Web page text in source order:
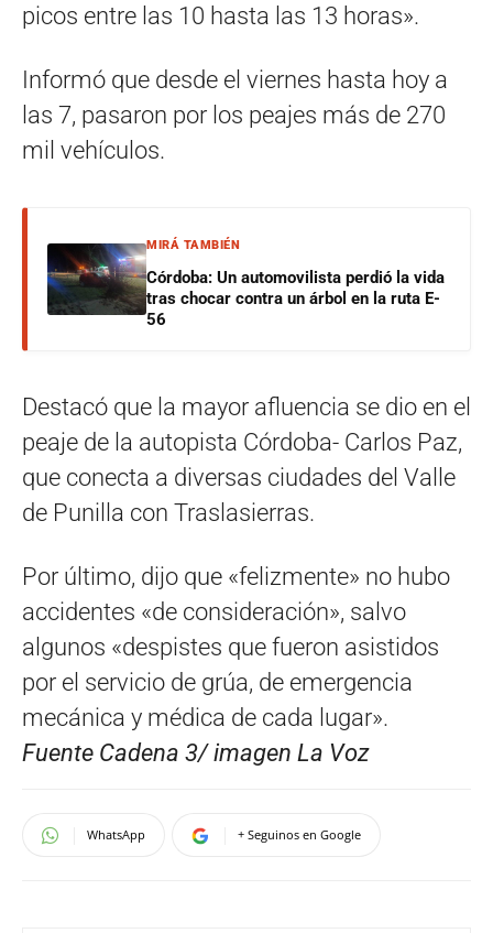
picos entre las 10 hasta las 13 horas».
Informó que desde el viernes hasta hoy a
las 7, pasaron por los peajes más de 270
mil vehículos.
MIRÁ TAMBIÉN
Córdoba: Un automovilista perdió la vida
tras chocar contra un árbol en la ruta E-
56
Destacó que la mayor afluencia se dio en el
peaje de la autopista Córdoba- Carlos Paz,
que conecta a diversas ciudades del Valle
de Punilla con Traslasierras.
Por último, dijo que «felizmente» no hubo
accidentes «de consideración», salvo
algunos «despistes que fueron asistidos
por el servicio de grúa, de emergencia
mecánica y médica de cada lugar».
Fuente Cadena 3/ imagen La Voz
WhatsApp + Seguinos en Google